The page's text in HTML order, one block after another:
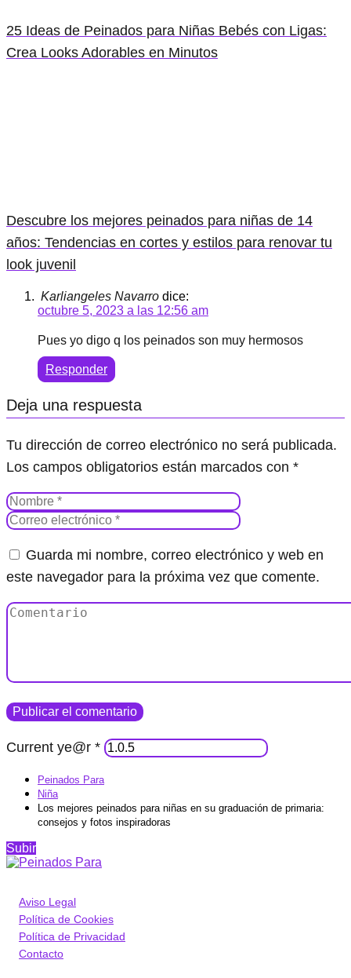
25 Ideas de Peinados para Niñas Bebés con Ligas:
Crea Looks Adorables en Minutos
Descubre los mejores peinados para niñas de 14
años: Tendencias en cortes y estilos para renovar tu
look juvenil
Karliangeles Navarro dice:
octubre 5, 2023 a las 12:56 am
Pues yo digo q los peinados son muy hermosos
Responder
Deja una respuesta
Tu dirección de correo electrónico no será publicada.
Los campos obligatorios están marcados con *
Guarda mi nombre, correo electrónico y web en
este navegador para la próxima vez que comente.
Current ye@r *
Peinados Para
Niña
Los mejores peinados para niñas en su graduación de primaria:
consejos y fotos inspiradoras
Subir
Aviso Legal
Política de Cookies
Política de Privacidad
Contacto